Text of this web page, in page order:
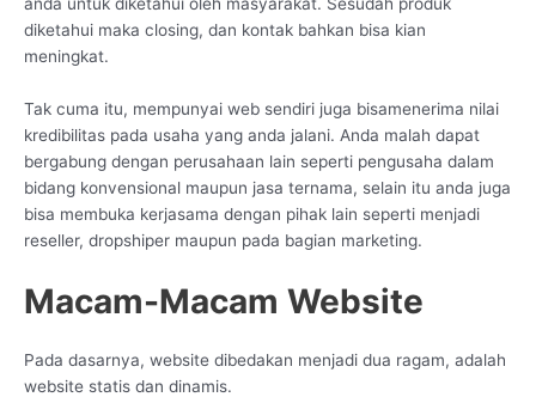
diketahui maka closing, dan kontak bahkan bisa kian
meningkat.
Tak cuma itu, mempunyai web sendiri juga bisamenerima nilai
kredibilitas pada usaha yang anda jalani. Anda malah dapat
bergabung dengan perusahaan lain seperti pengusaha dalam
bidang konvensional maupun jasa ternama, selain itu anda juga
bisa membuka kerjasama dengan pihak lain seperti menjadi
reseller, dropshiper maupun pada bagian marketing.
Macam-Macam Website
Pada dasarnya, website dibedakan menjadi dua ragam, adalah
website statis dan dinamis.